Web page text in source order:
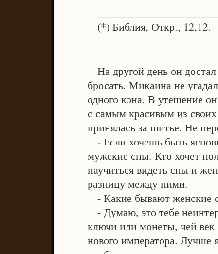
(*) Библия, Откр., 12,12.
На другой день он
бросать. Микаина не
одного кона. В утешение
с самым красивым из
принялась за шитье. Не
- Если хочешь быть
мужские сны. Кто хочет
научиться видеть сны и
разницу между ними.
- Какие бывают женские
- Думаю, это тебе
ключи или монеты, чей век
нового императора. Лучше